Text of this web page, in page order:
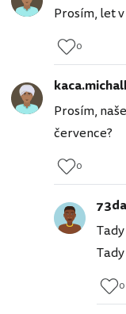
Prosím, let
0
Prosím,
července?
0
0